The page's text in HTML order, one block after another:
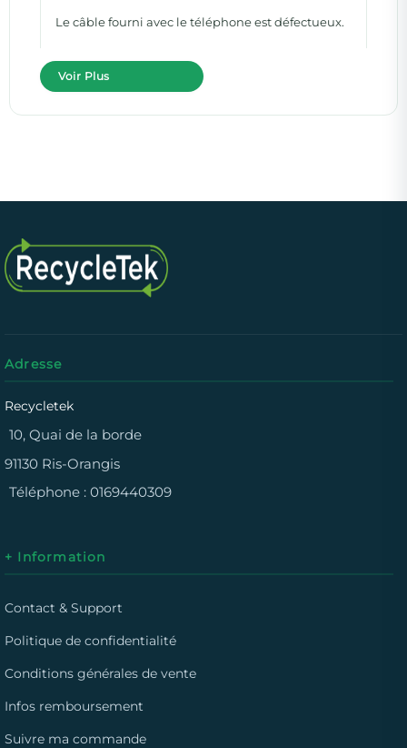
Le câble fourni avec le téléphone est défectueux.
Voir Plus
Adresse
Recycletek
10, Quai de la borde
91130 Ris-Orangis
Téléphone : 0169440309
+ Information
Contact & Support
Politique de confidentialité
Conditions générales de vente
Infos remboursement
Suivre ma commande